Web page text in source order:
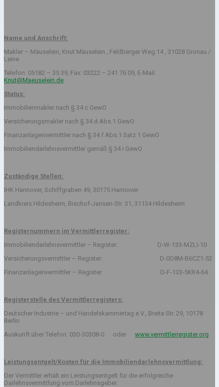
Name und Anschrift:
Makler – Mäuselein, Knut Mäuselein , Feldberger Weg 14 , 31028 Gronau /
Leine
Telefon: 05182 – 35 39, Fax: 03222 – 241 76 09, E-Mail:
Knut@Maeuselein.de
Status:
Immobilienmakler nach § 34 c GewO
Versicherungsmakler nach § 34 d Abs.1 GewO
Finanzanlagenvermittler nach § 34 f Abs.1 Satz 1 GewO
Immobiliendarlehnsvermittler gemäß § 34 i GewO
Zuständige Stellen:
IHK Hannover, Schiffgraben 49, 30175 Hannover
Landkreis Hildesheim, Bischof-Jansen-Str. 31, 31134 Hildesheim
Registernummern im Vermittlerregister:
Immobiliendarlehnsvermittler – Register: D-W-133-MZLI-10
Versicherungsvermittler – Register: D-0O8M-B6CZ1-52
Finanzanlagenvermittler – Register: D-F-133-5KR4-64
Registerstelle des Vermittlerregisters:
Deutscher Industrie – und Handelskammertag e.V., Breite Str. 29, 10178
Berlin
Auskunft über Telefon: 030-30308-0 oder www.vermittlerregister.org
Leistungsentgelt/Kosten für die Immobiliendarlehnsvermittlung:
Der Vermittler erhält ein Leistungsentgelt für die erfolgreiche
Darlehnsvermittlung vom Darlehnsgeber.